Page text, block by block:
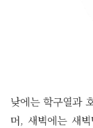
낮에는 학구열과
머, 새벽에는 새